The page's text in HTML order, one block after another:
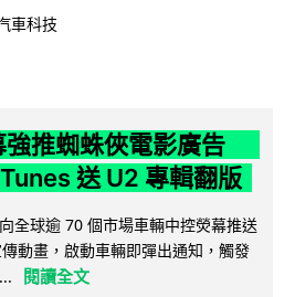
車科技
強推蜘蛛俠電影廣告
送 U2 專輯翻版
全球逾 70 個市場車輛中控熒幕推送
動畫，啟動車輛即彈出通知，觸發
閱讀全文